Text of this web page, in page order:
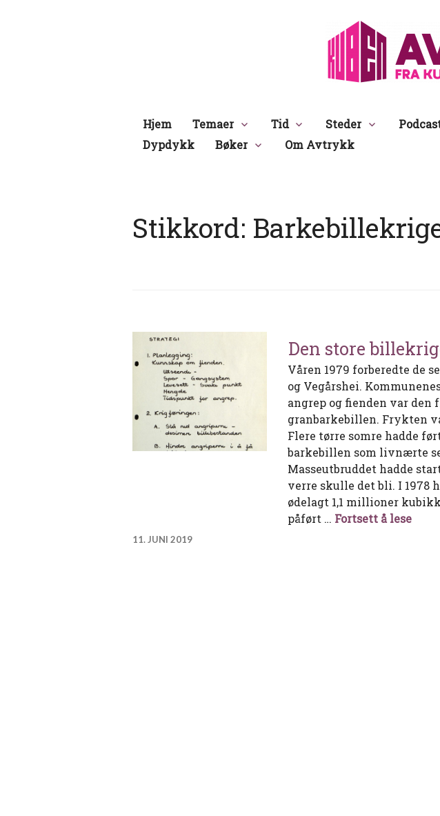
Hjem Temaer Tid Steder
Dypdykk
Bøker Om Avtrykk
Stikkord:
Den store
Våren 1979 forberedte de
og Vegårshei.
angrep og fienden var den
granbarkebillen. Frykten
Flere tørre somre hadde
barkebillen som livnærte
Masseutbruddet hadde
verre skulle det bli. I 1978
ødelagt 1,1 millioner
påført … Fortsett å leseDen
11. JUNI 2019